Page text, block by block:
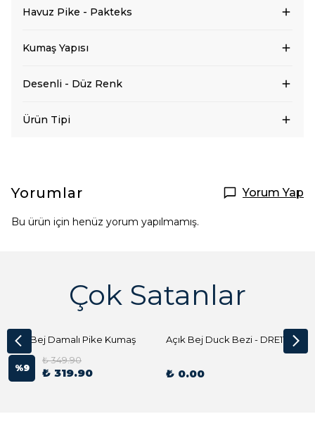
Havuz Pike - Pakteks
Kumaş Yapısı
Desenli - Düz Renk
Ürün Tipi
Yorumlar Yorum Yap
Bu ürün için henüz yorum yapılmamış.
Çok Satanlar
Açık Bej Damalı Pike Kumaş
%9
₺ 349.90
₺ 319.90
Açık Bej Duck Bezi - DRE1144 Kumaş Peçete
₺ 0.00